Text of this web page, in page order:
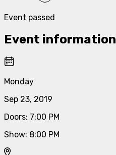
Event passed
Event information
Monday
Sep 23, 2019
Doors: 7:00 PM
Show: 8:00 PM